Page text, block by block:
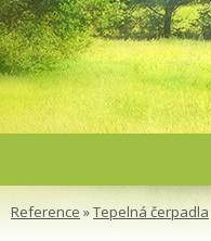
Reference »Tepelná čerpadla